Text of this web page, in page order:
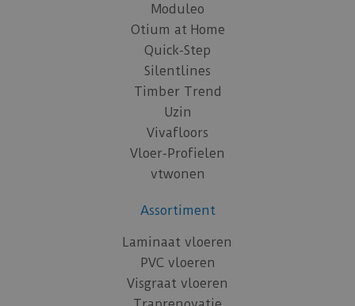
Moduleo
Otium at Home
Quick-Step
Silentlines
Timber Trend
Uzin
Vivafloors
Vloer-Profielen
vtwonen
Assortiment
Laminaat vloeren
PVC vloeren
Visgraat vloeren